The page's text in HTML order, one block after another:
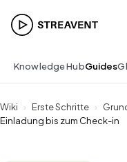
Knowledge HubGuides
Wiki › Erste Schritte ›
Einladung bis zum Check-in